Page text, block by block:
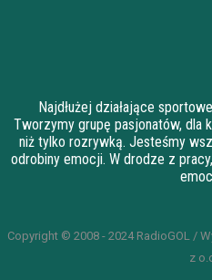
Najdłużej działające
Tworzymy grupę pasjonatów,
niż tylko rozrywką. Jesteśmy
odrobiny emocji. W drodze z
Copyright © 2008 - 2024 RadioGOL /
z